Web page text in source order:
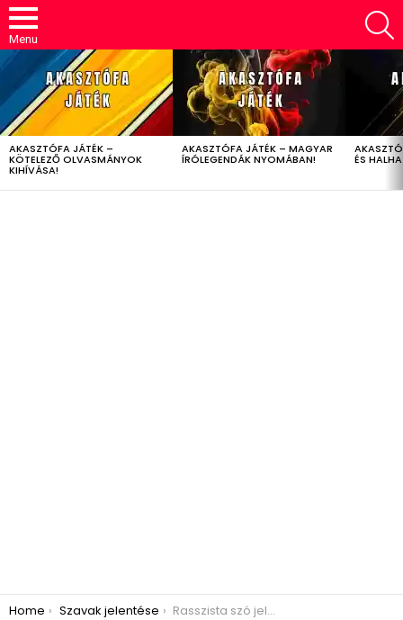
Menu
LATEST
STORIES
AKASZTÓFA JÁTÉK –
KÖTELEZŐ OLVASMÁNYOK
KIHÍVÁSA!
AKASZTÓFA JÁTÉK – MAGYAR
ÍRÓLEGENDÁK NYOMÁBAN! ÉS
You are here:
Home Szavak jelentése Rasszista szó jelentése – Mutatjuk, hogy mit is jelent!